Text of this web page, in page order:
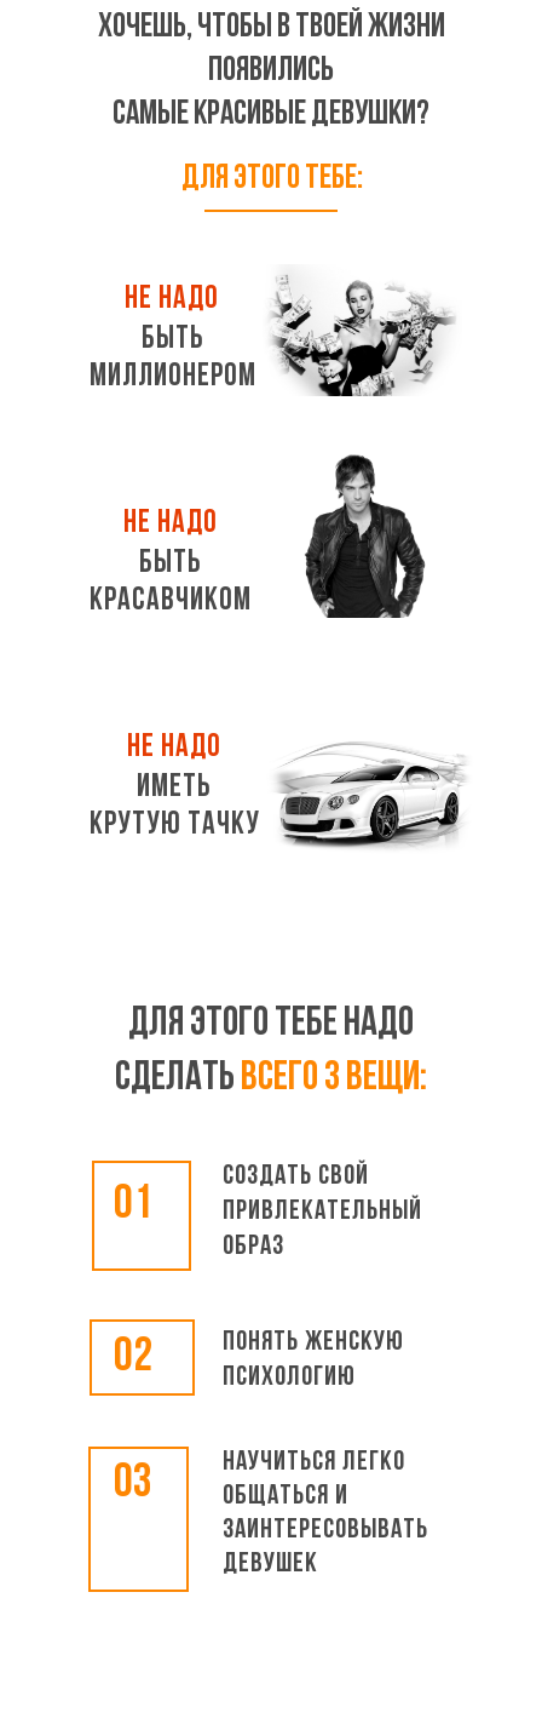
Хочешь, чтобы в твоей жизни
появились
самые красивые девушки?
Для этого тебе:
БЫТЬ
МИЛЛИОНЕРОМ
ИМЕТЬ
КРУТУЮ ТАЧКУ
БЫТЬ
КРАСАВЧИКОМ
не надо
не надо
не надо
Для этого тебе НАДО
СДЕЛАТЬ всего 3 вещи:
Создать свой
привлекательный
образ
Понять женскую
психологию
Научиться легко
общаться и
заинтересовывать
девушек
01
02
03